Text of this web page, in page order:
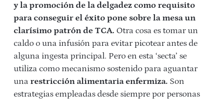
y la promoción de la delgadez como requisito
para conseguir el éxito pone sobre la mesa un
clarísimo patrón de TCA. Otra cosa es tomar un
caldo o una infusión para evitar picotear antes de
alguna ingesta principal. Pero en esta ‘secta’ se
utiliza como mecanismo sostenido para aguantar
una restricción alimentaria enfermiza. Son
estrategias empleadas desde siempre por personas